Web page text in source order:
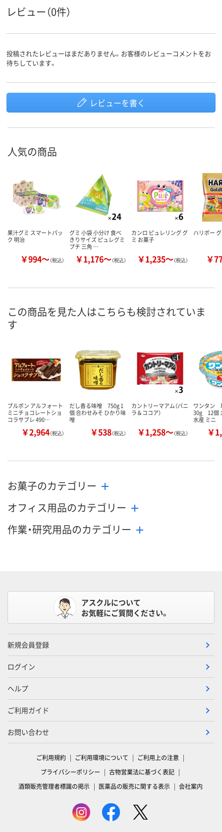
レビュー（0件）
投稿されたレビューはまだありません。お客様のレビューコメントをお
待ちしています。
レビューを書く
人気の商品
果汁グミ スマートパッ
ク 明治
￥994～（税込）
グミ 小袋 小分け 食べ
きりサイズ ピュレグミ
プチ 三角 …
￥1,176～（税込）
カンロ ピュレリング グ
ミ お菓子
￥1,235～（税込）
ハリボー
￥
この商品を見た人はこちらも検討されていま
す
ブルボン アルフォート
ミニチョコレートショ
コラサブレ 490…
￥2,964（税込）
だし香る味噌 750g 1
個 合わせみそ ひかり味
噌
￥538（税込）
カントリーマアム（バニ
ラ＆ココア）
￥1,258～（税込）
ワンタン
30g 12個
水産 ミニ
￥
お菓子のカテゴリー
オフィス用品のカテゴリー
作業・研究用品のカテゴリー
アスクルについて
お気軽にご質問ください。
新規会員登録
ログイン
ヘルプ
ご利用ガイド
お問い合わせ
ご利用規約 ご利用環境について
ご利用上の注意
プライバシーポリシー
古物営業法に基づく表記
酒類販売管理者標識の掲示
医薬品の販売に関する表示 会社案内